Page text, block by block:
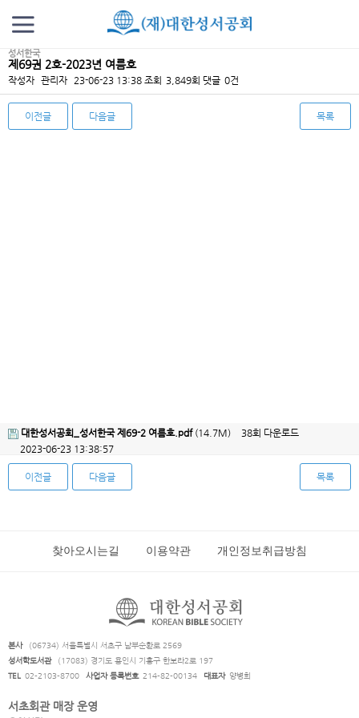
성서한국
제69권 2호-2023년 여름호
작성자 관리자 23-06-23 13:38 조회 3,849회 댓글 0건
이전글 다음글 목록
대한성서공회_성서한국 제69-2 여름호.pdf(14.7M)
38회 다운로드
2023-06-23 13:38:57
이전글 다음글 목록
찾아오시는길 이용약관 개인정보취급방침
본사
(06734) 서울특별시 서초구 남부순환로 2569
성서학도서관
(17083) 경기도 용인시 기흥구 한보라2로 197
TEL 02-2103-8700 사업자 등록번호 214-82-00134 대표자 양병희
서초회관 매장 운영